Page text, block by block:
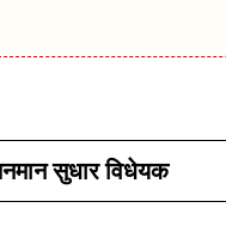
सुधार विधेयक